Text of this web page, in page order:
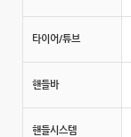
타이어/튜브
핸들바
핸들시스템